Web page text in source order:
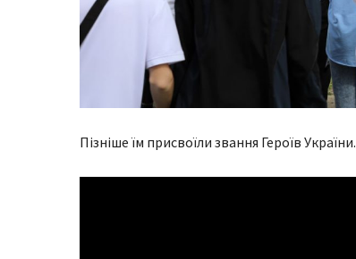
Пізніше їм присвоїли звання Героїв України.